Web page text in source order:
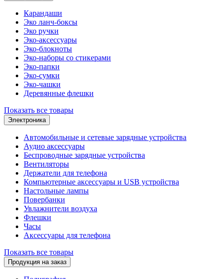
Карандаши
Эко ланч-боксы
Эко ручки
Эко-аксессуары
Эко-блокноты
Эко-наборы со стикерами
Эко-папки
Эко-сумки
Эко-чашки
Деревянные флешки
Показать все товары
Электроника
Автомобильные и сетевые зарядные устройства
Аудио аксессуары
Беспроводные зарядные устройства
Вентиляторы
Держатели для телефона
Компьютерные аксессуары и USB устройства
Настольные лампы
Повербанки
Увлажнители воздуха
Флешки
Часы
Аксессуары для телефона
Показать все товары
Продукция на заказ